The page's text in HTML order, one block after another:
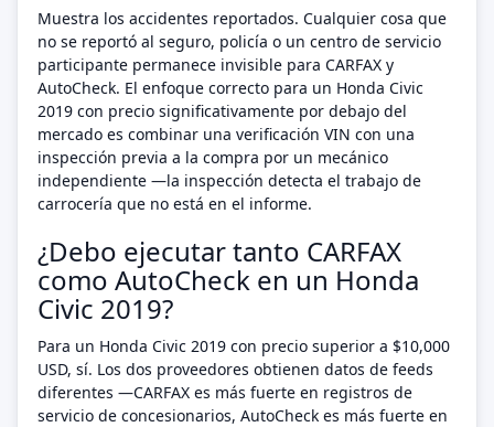
Muestra los accidentes reportados. Cualquier cosa que
no se reportó al seguro, policía o un centro de servicio
participante permanece invisible para CARFAX y
AutoCheck. El enfoque correcto para un Honda Civic
2019 con precio significativamente por debajo del
mercado es combinar una verificación VIN con una
inspección previa a la compra por un mecánico
independiente —la inspección detecta el trabajo de
carrocería que no está en el informe.
¿Debo ejecutar tanto CARFAX
como AutoCheck en un Honda
Civic 2019?
Para un Honda Civic 2019 con precio superior a $10,000
USD, sí. Los dos proveedores obtienen datos de feeds
diferentes —CARFAX es más fuerte en registros de
servicio de concesionarios, AutoCheck es más fuerte en